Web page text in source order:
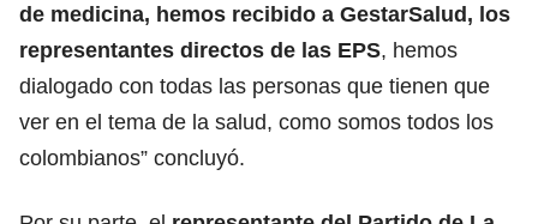
de medicina, hemos recibido a GestarSalud, los
representantes directos de las EPS, hemos
dialogado con todas las personas que tienen que
ver en el tema de la salud, como somos todos los
colombianos” concluyó.